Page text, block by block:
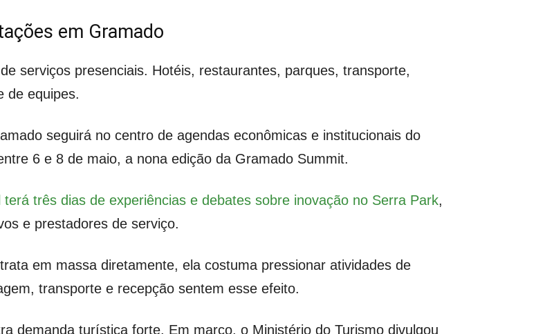
em Gramado
serviços presenciais. Hotéis, restaurantes, parques, transporte,
de equipes.
seguirá no centro de agendas econômicas e institucionais do
6 e 8 de maio, a nona edição da Gramado Summit.
três dias de experiências e debates sobre inovação no Serra Park,
e prestadores de serviço.
em massa diretamente, ela costuma pressionar atividades de
transporte e recepção sentem esse efeito.
demanda turística forte. Em março, o Ministério do Turismo divulgou